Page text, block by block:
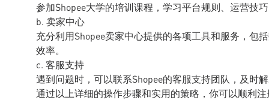
参加Shopee大学的培训课程，学习平台规则、运营技
b. 卖家中心
充分利用Shopee卖家中心提供的各项工具和服务，包
效率。
c. 客服支持
遇到问题时，可以联系Shopee的客服支持团队，及时
通过以上详细的操作步骤和实用的策略，你可以顺利